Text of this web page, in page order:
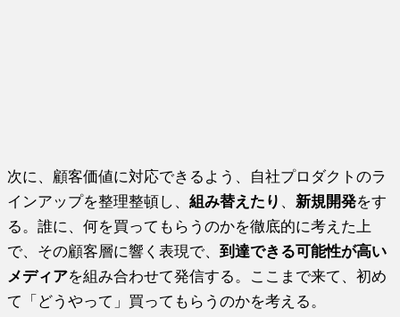
次に、顧客価値に対応できるよう、自社プロダクトのラ
インアップを整理整頓し、組み替えたり 、 新規開発をす
る。誰に、何を買ってもらうのかを徹底的に考えた上
で、その顧客層に響く表現で、到達できる可能性が高い
メディアを組み合わせて発信する。ここまで来て、初め
て「どうやって」買ってもらうのかを考える。